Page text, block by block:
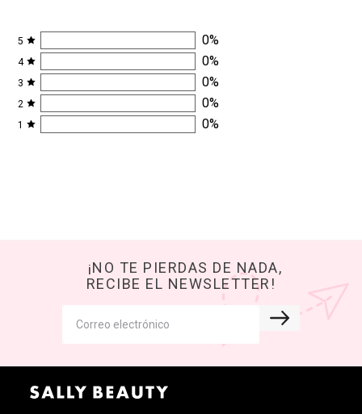
5 0%
4 0%
3 0%
2 0%
1 0%
¡NO TE PIERDAS DE NADA,
RECIBE EL NEWSLETTER!